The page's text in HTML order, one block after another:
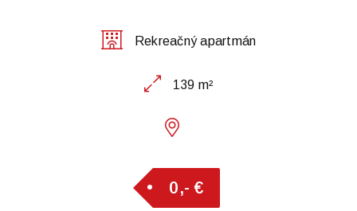
Rekreačný apartmán
139 m²
0,- €